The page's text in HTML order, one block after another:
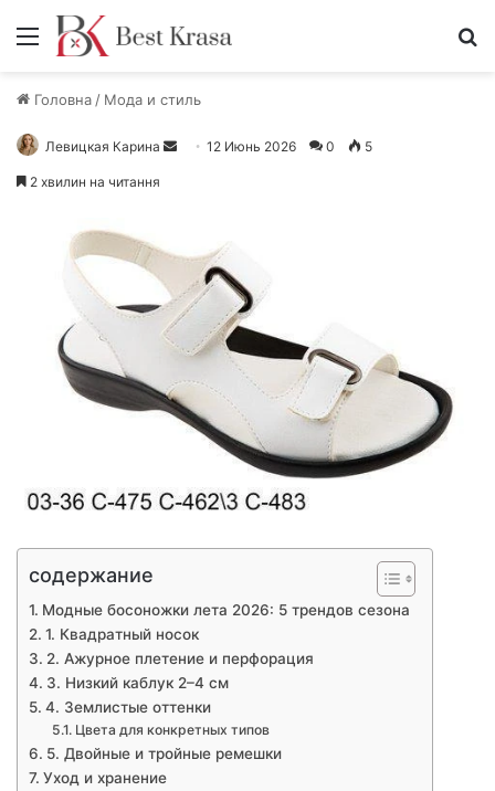
Меню
Головна / Мода и стиль
Левицкая Карина
а
п
и
12 Июнь 2026 0 5
2 хвилин на читання
содержание
Модные босоножки лета 2026: 5 трендов сезона
1. Квадратный носок
2. Ажурное плетение и перфорация
3. Низкий каблук 2–4 см
4. Землистые оттенки
Цвета для конкретных типов
5. Двойные и тройные ремешки
Уход и хранение